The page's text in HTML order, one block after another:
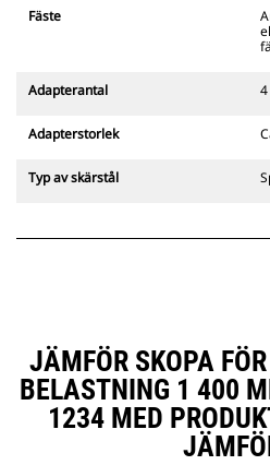
Cats
med
Tillbehör
finns
Fäste
Adapterantal 4
Adapterstorlek
Typ av skärstål
JÄMFÖR SKOPA
BELASTNING 1 400
1234 MED